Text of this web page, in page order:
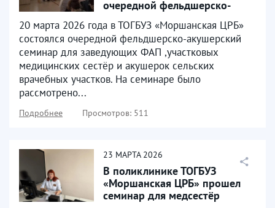
очередной фельдшерско-
20 марта 2026 года в ТОГБУЗ «Моршанская ЦРБ»
состоялся очередной фельдшерско-акушерский
семинар для заведующих ФАП ,участковых
медицинских сестёр и акушерок сельских
врачебных участков. На семинаре было
рассмотрено...
Подробнее Просмотров: 511
23 МАРТА 2026
В поликлинике ТОГБУЗ
«Моршанская ЦРБ» прошел
семинар для медсестёр